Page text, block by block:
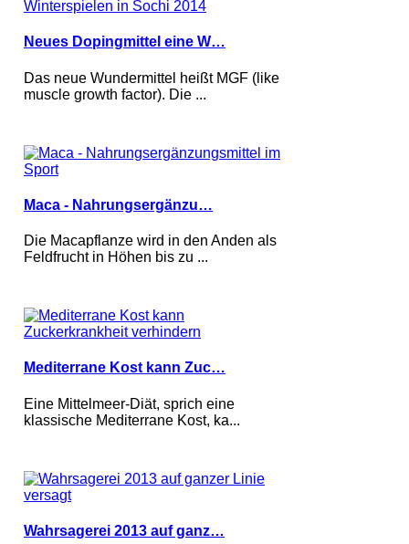
Neues Dopingmittel eine W…
Das neue Wundermittel heißt MGF (like
muscle growth factor). Die ...
Maca - Nahrungsergänzu…
Die Macapflanze wird in den Anden als
Feldfrucht in Höhen bis zu ...
Mediterrane Kost kann Zuc…
Eine Mittelmeer-Diät, sprich eine
klassische Mediterrane Kost, ka...
Wahrsagerei 2013 auf ganz…